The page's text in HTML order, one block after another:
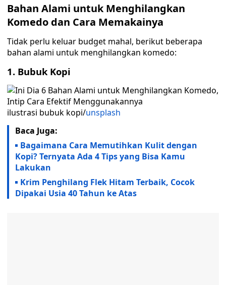
Bahan Alami untuk Menghilangkan
Komedo dan Cara Memakainya
Tidak perlu keluar budget mahal, berikut beberapa
bahan alami untuk menghilangkan komedo:
1. Bubuk Kopi
ilustrasi bubuk kopi/unsplash
Baca Juga:
Bagaimana Cara Memutihkan Kulit dengan
Kopi? Ternyata Ada 4 Tips yang Bisa Kamu
Lakukan
Krim Penghilang Flek Hitam Terbaik, Cocok
Dipakai Usia 40 Tahun ke Atas